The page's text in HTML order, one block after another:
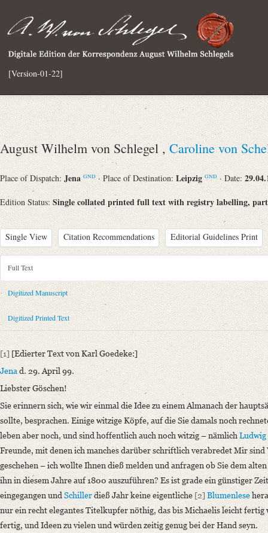
[Version-01-22]
August Wilhelm von Schlegel ,Caroline von
Place of Dispatch: Jena GND · Place of Destination: Leipzig GND · Date:
Edition Status: Single collated printed full text with registry labelling,
Single View Citation Recommendations Editorial Guidelines Print
Metadata Concerning Header
Sender: August Wilhelm von Schlegel, Caroline von Schelling
Recipient: Georg Joachim Göschen
Place of Dispatch: Jena
Place of Destination: Leipzig
Notations: Da Goedeke nur den Teil des Briefs von August Wilhelm
transkribiert. – Empfangsort erschlossen.
Printed Text
Provider: Dresden, Sächsische Landesbibliothek - Staats- und
OAI Id: 20179260Z
Bibliography: Goedeke, Karl: Vier Briefe A. W. Schlegels an
Incipit: „[1] [Edierter Text von Karl Goedeke:]
Jena d. 29. April 99.
Liebster Göschen!
Sie erinnern sich, wie wir einmal die Idee zu einem Almanach [...]“
Manuscript
Full Text
Digitized Manuscript
Digitized Printed Text
[1] [Edierter Text von Karl Goedeke:]
Jena d. 29. April 99.
Liebster Göschen!
Sie erinnern sich, wie wir einmal die Idee zu einem Almanach der
sollte, besprachen. Einige witzige Köpfe, auf die Sie damals noch
leben aber noch, und sind hoffentlich auch noch witzig– nämlich Ludwig
Freunde, mit denen ich manches darüber schriftlich verabredet Mir
geschehen – ich wollte Ihnen dieß melden und anfragen ob Sie dem
ihn in diesem Jahre auf 1800 auszuführen? Es ist grade ein günstiger
eingegangen und Schillerdieß Jahr keine eigentliche [2]Blumenlese
nur ein recht elegantes Titelkupfer nöthig, das bis Michaelis leicht fertig
fertig, und Ideen zu vielen und würden zeitig genug bei der Hand seyn.